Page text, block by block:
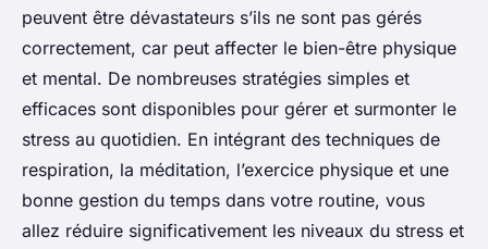
peuvent être dévastateurs s’ils ne sont pas gérés
correctement, car peut affecter le bien-être physique
et mental. De nombreuses stratégies simples et
efficaces sont disponibles pour gérer et surmonter le
stress au quotidien. En intégrant des techniques de
respiration, la méditation, l’exercice physique et une
bonne gestion du temps dans votre routine, vous
allez réduire significativement les niveaux du stress et